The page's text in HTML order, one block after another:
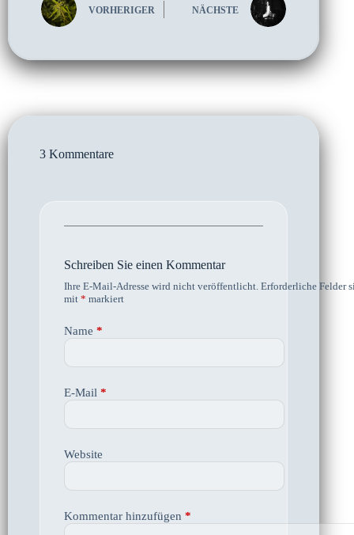
VORHERIGER NÄCHSTE
3 Kommentare
Schreiben Sie einen Kommentar
Ihre E-Mail-Adresse wird nicht veröffentlicht. Erforderliche Felder
mit * markiert
Name *
E-Mail *
Website
Kommentar hinzufügen *